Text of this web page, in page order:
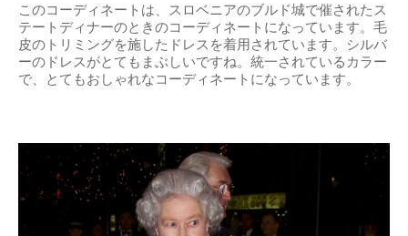
このコーディネートは、スロベニアのブルド城で催されたス
テートディナーのときのコーディネートになっています。毛
皮のトリミングを施したドレスを着用されています。シルバ
ーのドレスがとてもまぶしいですね。統一されているカラー
で、とてもおしゃれなコーディネートになっています。